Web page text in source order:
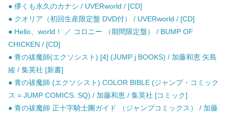
● 儚くも永久のカナシ / UVERworld / [CD]
● クオリア（初回生産限定盤 DVD付） / UVERworld / [CD]
● Hello、world！ ／ コロニー （期間限定盤） / BUMP OF
CHICKEN / [CD]
● 青の祓魔師(エクソシスト) [4] (JUMP j BOOKS) / 加藤和恵 矢島
綾 / 集英社 [新書]
● 青の祓魔師 (エクソシスト) COLOR BIBLE (ジャンプ・コミック
ス = JUMP COMICS. SQ) / 加藤和恵 / 集英社 [コミック]
● 青の祓魔師 正十字騎士團ガイド （ジャンプコミックス） / 加藤